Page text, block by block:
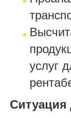
услуг
Ситуация